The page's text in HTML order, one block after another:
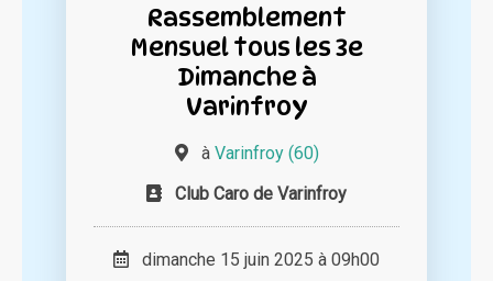
Rassemblement
Mensuel tous les 3e
Dimanche à
Varinfroy
à Varinfroy (60)
Club Caro de Varinfroy
dimanche 15 juin 2025 à 09h00